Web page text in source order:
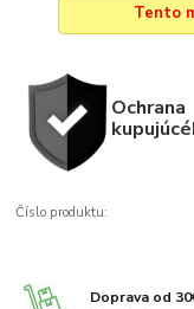
Tento
Ochrana
Číslo produktu:
Doprava od